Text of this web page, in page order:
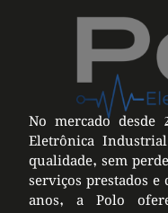
No mercado
Eletrônica
qualidade, sem
serviços prestados
anos, a Polo